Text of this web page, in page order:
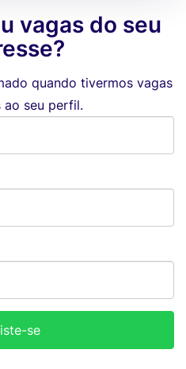
vagas do seu
quando tivermos vagas
ao seu perfil.